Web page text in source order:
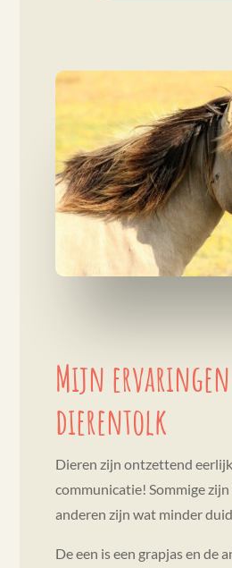
Mijn
dierentolk
Dieren zijn ontzettend
communicatie! Sommige
anderen zijn wat minder
De een is een grapjas en de